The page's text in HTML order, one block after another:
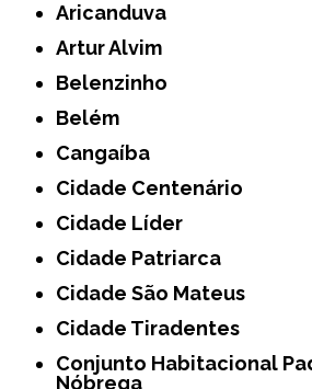
Aricanduva
Artur Alvim
Belenzinho
Belém
Cangaíba
Cidade Centenário
Cidade Líder
Cidade Patriarca
Cidade São Mateus
Cidade Tiradentes
Conjunto Habitacional Padre Manoel da
Nóbrega